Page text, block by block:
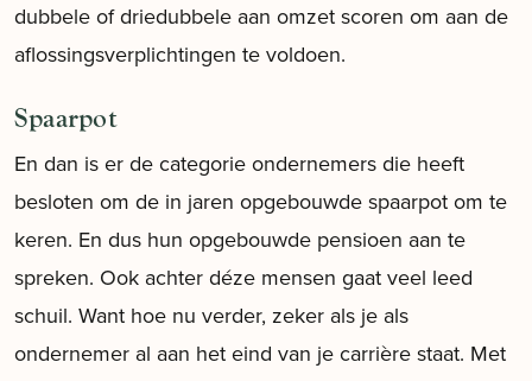
dubbele of driedubbele aan omzet scoren om aan de
aflossingsverplichtingen te voldoen.
Spaarpot
En dan is er de categorie ondernemers die heeft
besloten om de in jaren opgebouwde spaarpot om te
keren. En dus hun opgebouwde pensioen aan te
spreken. Ook achter déze mensen gaat veel leed
schuil. Want hoe nu verder, zeker als je als
ondernemer al aan het eind van je carrière staat. Met